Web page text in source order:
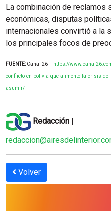
La combinación de reclamos
económicas, disputas
internacionales convirtió a la
los principales focos de
FUENTE: Canal 26 – https://
conflicto-en-bolivia-que-alimento-la-crisis-
asumir/
Redacción
Volver